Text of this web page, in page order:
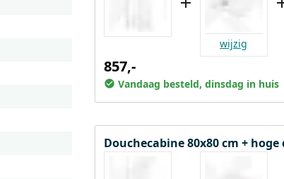
wijzig
857,-
Vandaag besteld, dinsdag in huis
Douchecabine 80x80 cm +